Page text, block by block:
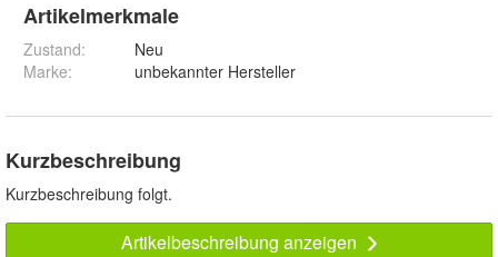
Artikelmerkmale
Zustand:
Neu
Marke:
unbekannter Hersteller
Kurzbeschreibung
Kurzbeschreibung folgt.
Artikelbeschreibung anzeigen